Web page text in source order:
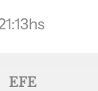
EFE